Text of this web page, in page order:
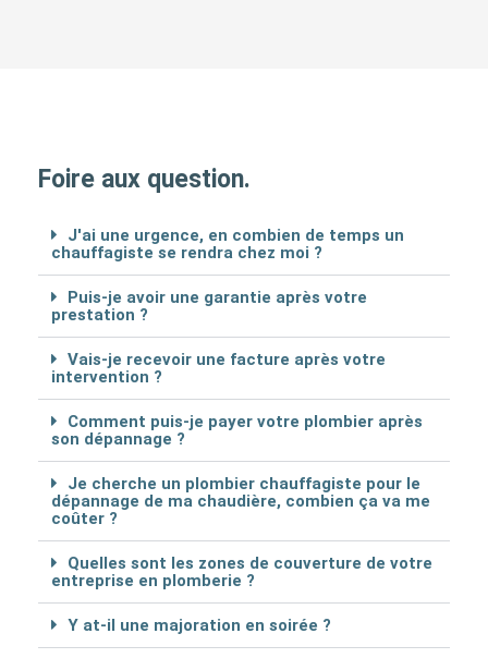
Foire aux question.
J'ai une urgence, en combien de temps un
chauffagiste se rendra chez moi ?
Puis-je avoir une garantie après votre
prestation ?
Vais-je recevoir une facture après votre
intervention ?
Comment puis-je payer votre plombier après
son dépannage ?
Je cherche un plombier chauffagiste pour le
dépannage de ma chaudière, combien ça va me
coûter ?
Quelles sont les zones de couverture de votre
entreprise en plomberie ?
Y at-il une majoration en soirée ?